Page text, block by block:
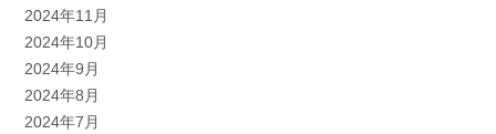
2024年11月
2024年10月
2024年9月
2024年8月
2024年7月